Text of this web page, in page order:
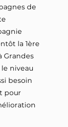
de
la 1ère
Grandes
niveau
besoin
pour